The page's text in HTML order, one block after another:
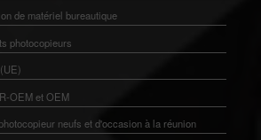
de matériel bureautique
photocopieurs
OEM et OEM
neufs et d'occasion à la réunion